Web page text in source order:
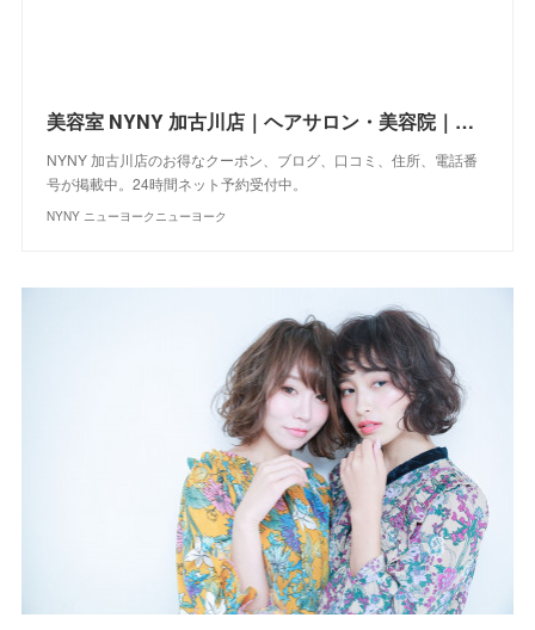
美容室 NYNY 加古川店｜ヘアサロン・美容院｜ニューヨークニューヨーク
NYNY 加古川店のお得なクーポン、ブログ、口コミ、住所、電話番
号が掲載中。24時間ネット予約受付中。
NYNY ニューヨークニューヨーク